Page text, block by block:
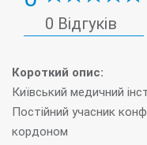
0 Відгуків
Короткий опис:
Київський медичний
Постійний учасник
кордоном